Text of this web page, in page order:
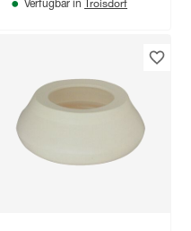
Verfügbar in